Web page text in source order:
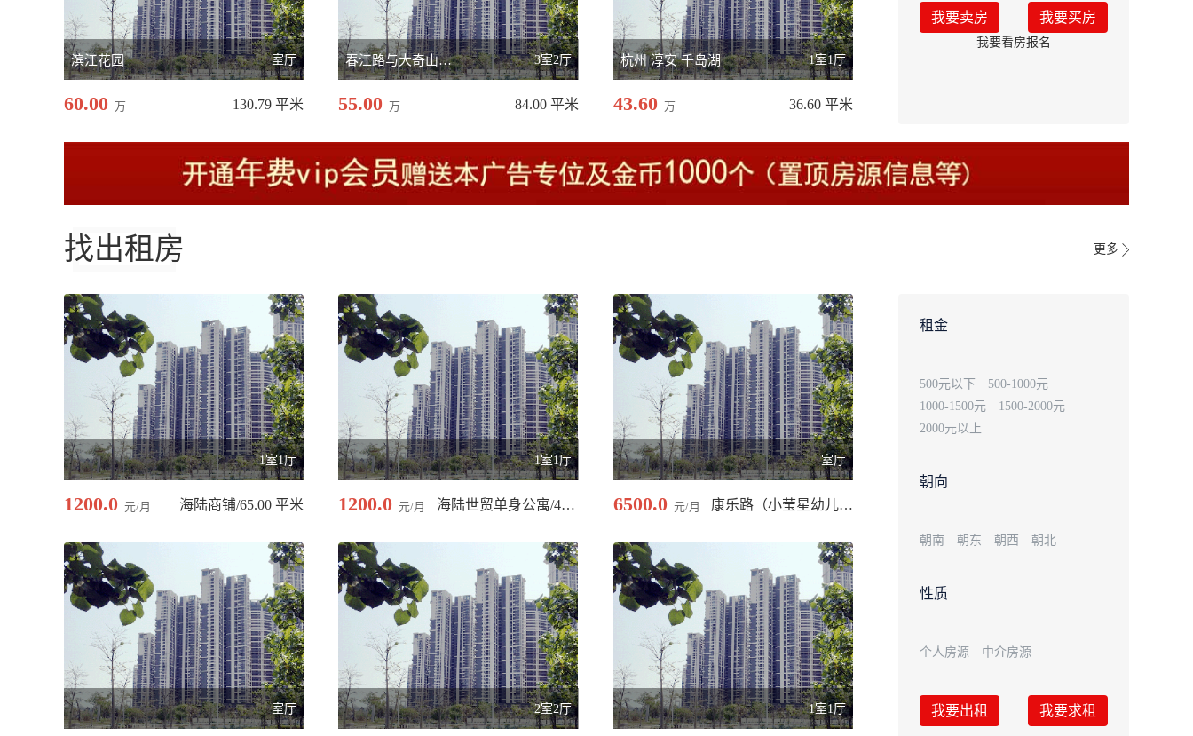
滨江花园 室厅
60.00 万 130.79 平米
春江路与大奇山路交叉 3室2厅
55.00 万 84.00 平米
杭州 淳安 千岛湖 1室1厅
43.60 万 36.60 平米
我要卖房 我要买房
我要看房报名
找出租房 更多
1室1厅
1200.0 元/月 海陆商铺/65.00 平米
1室1厅
1200.0 元/月 海陆世贸单身公寓/48.00 平米
室厅
6500.0 元/月 康乐路（小莹星幼儿园/40.00 平米
室厅 2室2厅 1室1厅
租金
500元以下
500-1000元
1000-1500元
1500-2000元
2000元以上
朝向
朝南 朝东 朝西 朝北
性质
个人房源 中介房源
我要出租 我要求租